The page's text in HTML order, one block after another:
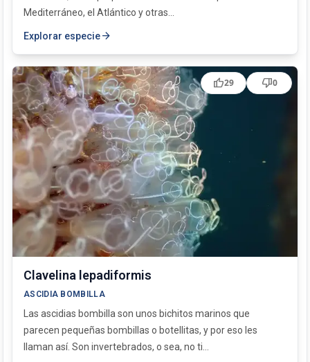
Mediterráneo, el Atlántico y otras...
Explorar especiearrow_forward
Clavelina lepadiformis
ASCIDIA BOMBILLA
Las ascidias bombilla son unos bichitos marinos que
parecen pequeñas bombillas o botellitas, y por eso les
llaman así. Son invertebrados, o sea, no ti...
thumb_up29 thumb_down0